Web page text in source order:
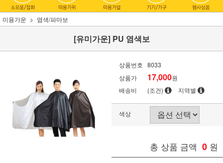
미용가운 염색/파마보
[유미가운] PU 염색보
상품번호 8033
상품가
17,000원
배송비
(조건) 지역별
색상
총 상품 금액 0 원